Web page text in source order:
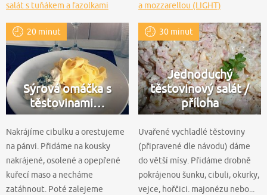
salát s tuňákem a fazolkami
a mozzarellou (LIGHT)
20 minut
Sýrová omáčka s
těstovinami…
Nakrájíme cibulku a orestujeme
na pánvi. Přidáme na kousky
nakrájené, osolené a opepřené
kuřecí maso a necháme
zatáhnout. Poté zalejeme
30 minut
Jednoduchý
těstovinový salát /
příloha
Uvařené vychladlé těstoviny
(připravené dle návodu) dáme
do větší mísy. Přidáme drobně
pokrájenou šunku, cibuli, okurky,
vejce, hořčici. majonézu nebo...